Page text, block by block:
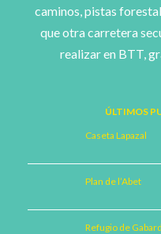
caminos, pistas
que otra carretera
realizar en BTT,
ÚLTIMOS
Caseta Lapazal
Plan de l’Abet
Refugio de